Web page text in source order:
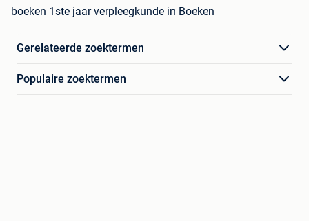
boeken 1ste jaar verpleegkunde in Boeken
Gerelateerde zoektermen
Populaire zoektermen